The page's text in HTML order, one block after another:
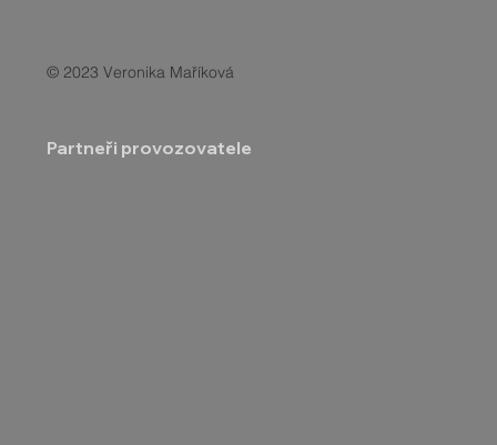
© 2023 Veronika Maříková
Partneři provozovatele